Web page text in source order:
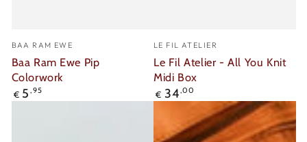
Verkäufer/in:
BAA RAM EWE
Baa Ram Ewe Pip
Colorwork
Regulärer
€ 5 ,95
Verkäufer/in:
LE FIL ATELIER
Le Fil Atelier - All You Knit
Midi Box
Regulärer
€ 34,00